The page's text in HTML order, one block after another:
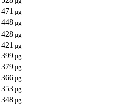
471 µg
448 µg
428 µg
421 µg
399 µg
379 µg
366 µg
353 µg
348 µg